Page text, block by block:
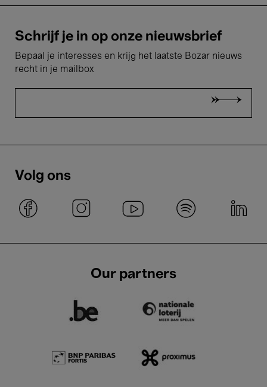
Schrijf je in op onze nieuwsbrief
Bepaal je interesses en krijg het laatste Bozar nieuws
recht in je mailbox
Volg ons
Our partners